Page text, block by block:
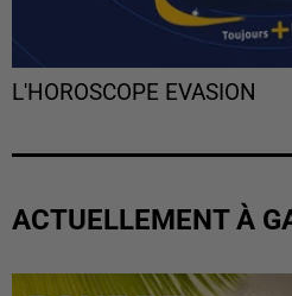
L'HOROSCOPE EVASION
ACTUELLEMENT À